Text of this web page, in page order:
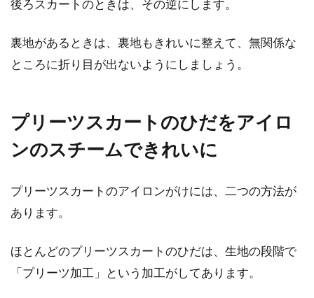
後ろスカートのときは、その逆にします。
裏地があるときは、裏地もきれいに整えて、無関係な
ところに折り目が出ないようにしましょう。
プリーツスカートのひだをアイロ
ンのスチームできれいに
プリーツスカートのアイロンがけには、二つの方法が
あります。
ほとんどのプリーツスカートのひだは、生地の段階で
「プリーツ加工」という加工がしてあります。